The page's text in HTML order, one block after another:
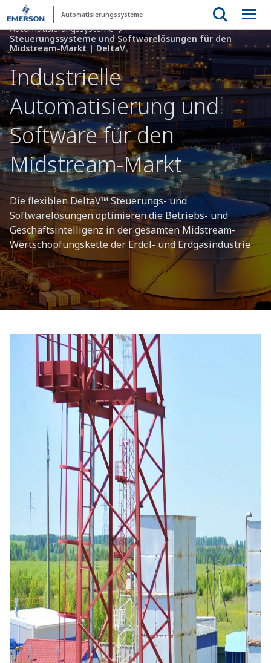
Automatisierungssysteme
Automatisierungssysteme
Steuerungssysteme und Softwarelösungen für den
Midstream-Markt | DeltaV
Industrielle
Automatisierung und
Software für den
Midstream-Markt
Die flexiblen DeltaV™ Steuerungs- und
Softwarelösungen optimieren die Betriebs- und
Geschäftsintelligenz in der gesamten Midstream-
Wertschöpfungskette der Erdöl- und Erdgasindustrie